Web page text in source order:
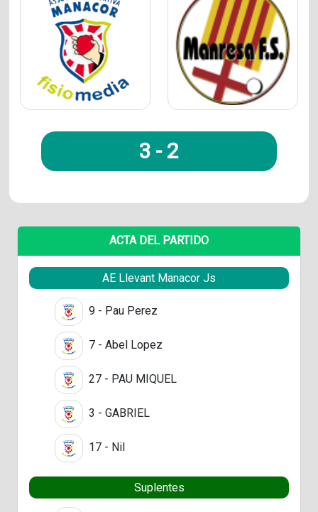
3 - 2
ACTA DEL PARTIDO
AE Llevant Manacor Js
9 - Pau Perez
7 - Abel Lopez
27 - PAU MIQUEL
3 - GABRIEL
17 - Nil
Suplentes